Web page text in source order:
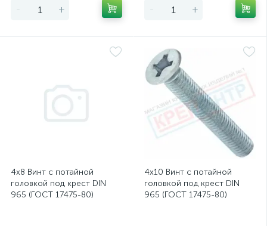
- + - +
4х8 Винт с потайной
головкой под крест DIN
965 (ГОСТ 17475-80)
4х10 Винт с потайной
головкой под крест DIN
965 (ГОСТ 17475-80)